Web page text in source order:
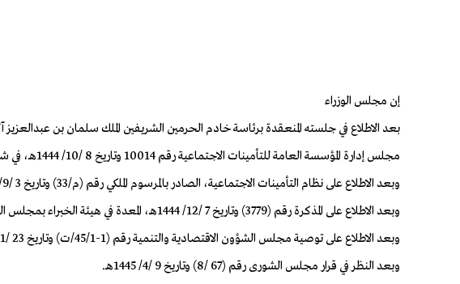
إن مجلس الوزراء
مجلس إدارة المؤسسة العامة للتأمينات الاجتماعية رقم 10014 وتاريخ 8 /10/ 1444هـ، في شأن طلب المؤسسة العامة للتأمينات الاجتماعية إضافة فقرة برقم (8) إلى المادة (الثانية والستين) من نظام التأمينات الاجتماعية.
وبعد الاطلاع على نظام التأمينات الاجتماعية، الصادر بالمرسوم الملكي رقم (م/33) وتاريخ 3 /9/ 1421هـ، وتعديلاته.
وبعد الاطلاع على المذكرة رقم (3779) وتاريخ 7 /12/ 1444هـ، المعدة في هيئة الخبراء بمجلس الوزراء.
وبعد الاطلاع على توصية مجلس الشؤون الاقتصادية والتنمية رقم (1-45/1/ت) وتاريخ 23 /1/ 1445هـ.
وبعد النظر في قرار مجلس الشورى رقم (67 /8) وتاريخ 9 /4/ 1445هـ.